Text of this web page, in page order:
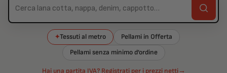
✦Tessuti al metro
Pellami in Offerta
Pellami senza minimo d’ordine
Hai una partita IVA? Registrati per i prezzi netti→